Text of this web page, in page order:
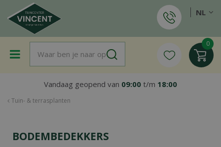
a
Tuin- & terrasplanten
Vandaag geopend van 09:00 t/m 18:00
NL
BODEMBEDEKKERS